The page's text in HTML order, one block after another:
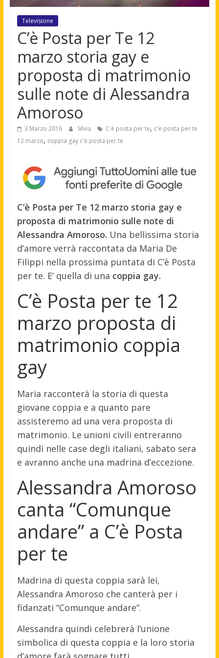
Televisione
C’è Posta per Te 12
marzo storia gay e
proposta di matrimonio
sulle note di Alessandra
Amoroso
3 Marzo 2016 Silvia C'è posta per te, c'è posta per te
12 marzo, coppia gay c'è posta per te
C’è Posta per Te 12 marzo storia gay e
proposta di matrimonio sulle note di
Alessandra Amoroso. Una bellissima storia
d’amore verrà raccontata da Maria De
Filippi nella prossima puntata di C’è Posta
per te. E’ quella di una coppia gay.
C’è Posta per te 12
marzo proposta di
matrimonio coppia
gay
Maria racconterà la storia di questa
giovane coppia e a quanto pare
assisteremo ad una vera proposta di
matrimonio. Le unioni civili entreranno
quindi nelle case degli italiani, sabato sera
e avranno anche una madrina d’eccezione.
Alessandra Amoroso
canta “Comunque
andare” a C’è Posta
per te
Madrina di questa coppia sarà lei,
Alessandra Amoroso che canterà per i
fidanzati “Comunque andare”.
Alessandra quindi celebrerà l’unione
simbolica di questa coppia e la loro storia